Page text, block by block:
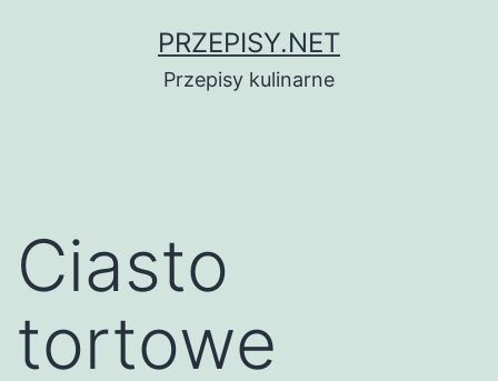
PRZEPISY.NET
Przepisy kulinarne
Ciasto
tortowe